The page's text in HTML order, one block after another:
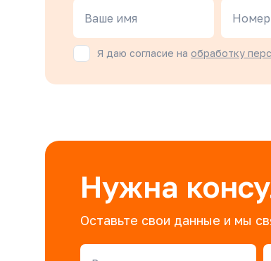
Ваше имя Номер
Я даю согласие на обработку
Нужна
Оставьте свои данные и мы